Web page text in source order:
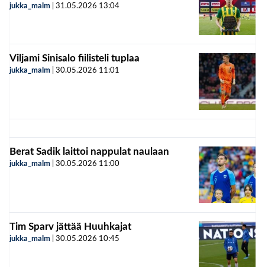
jukka_malm 31.05.2026 13:04
Viljami Sinisalo fiilisteli tuplaa
jukka_malm 30.05.2026 11:01
Berat Sadik laittoi nappulat naulaan
jukka_malm 30.05.2026 11:00
Tim Sparv jättää Huuhkajat
jukka_malm 30.05.2026 10:45